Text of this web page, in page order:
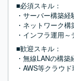
■必須スキル：
・サーバー構築
・ネットワーク構
・インフラ運用
■歓迎スキル：
・無線LANの構築
・AWS等クラウ